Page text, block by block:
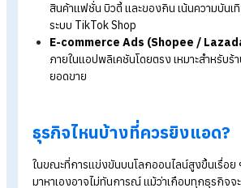
ช่องทางการยิงแอดยอ
นักการตลาดต้องรู้
ในปัจจุบัน ช่องทางในการยิงแอดมีให้เลื
Google Ads:เน้นกลุ่มเป้าหมายลู
อัตโนมัติ Performance Max